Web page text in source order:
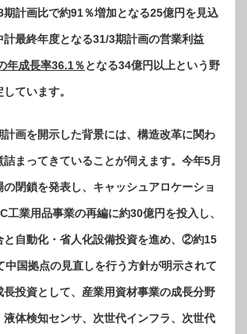
期計画比で約91％増加となる25億円を見込
計最終年度となる31/3期計画の営業利益
年成長率36.1％となる34億円以上という野
ています。
計画を開示した背景には、構造改革に関わ
まってきていることが伺えます。今年5月
の閉鎖を発表し、キャッシュアロケーショ
業用品事業の再編に約30億円を投入し、
と自動化・省人化設備投資を進め、②約15
中国拠点の見直しを行う方針が明示されて
長投資として、産業用資材事業の成長分野
液体検知センサ、次世代インフラ、次世代